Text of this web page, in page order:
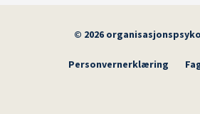
© 2026
Personvernerklæring